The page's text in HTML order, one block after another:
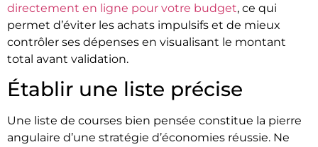
directement en ligne pour votre budget, ce qui
permet d’éviter les achats impulsifs et de mieux
contrôler ses dépenses en visualisant le montant
total avant validation.
Établir une liste précise
Une liste de courses bien pensée constitue la pierre
angulaire d’une stratégie d’économies réussie. Ne